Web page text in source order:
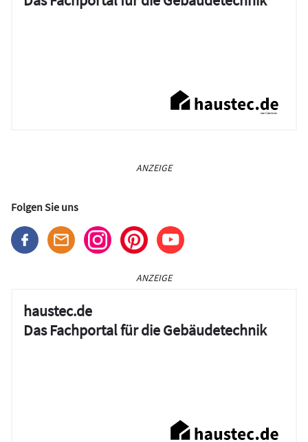
ANZEIGE
Folgen Sie uns
ANZEIGE
haustec.de
Das Fachportal für die Gebäudetechnik